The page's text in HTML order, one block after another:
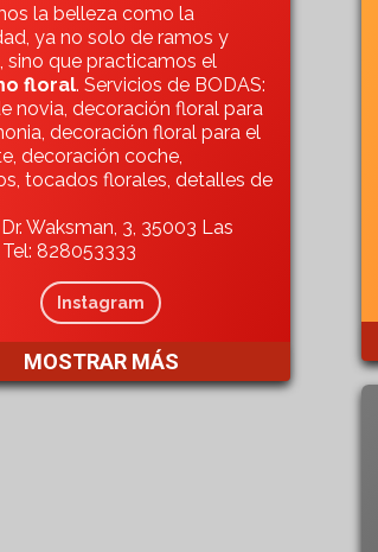
la belleza como la
ya no solo de ramos y
sino que practicamos el
floral. Servicios de BODAS:
novia, decoración floral para
decoración floral para el
decoración coche,
tocados florales, detalles de
Waksman, 3, 35003 Las
828053333
Instagram
MOSTRAR MÁS